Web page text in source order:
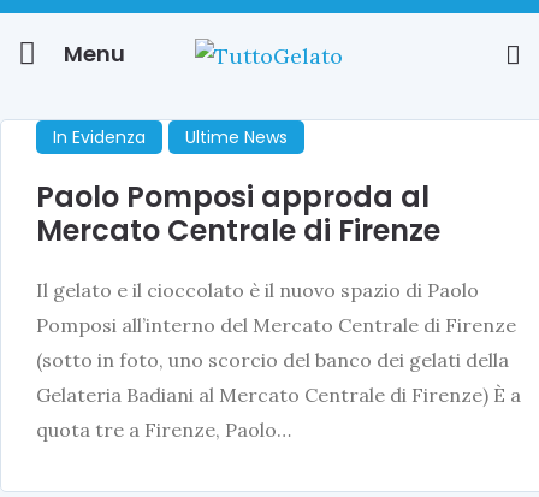
Menu
In Evidenza Ultime News
Paolo Pomposi approda al
Mercato Centrale di Firenze
Il gelato e il cioccolato è il nuovo spazio di Paolo
Pomposi all’interno del Mercato Centrale di Firenze
(sotto in foto, uno scorcio del banco dei gelati della
Gelateria Badiani al Mercato Centrale di Firenze) È a
quota tre a Firenze, Paolo…